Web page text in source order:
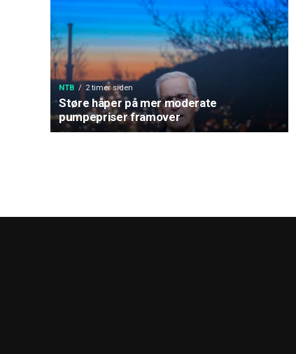
NTB 2 timer siden
Støre håper på mer moderate
pumpepriser framover